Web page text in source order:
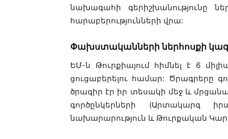
նախագահի գերիշխանությունը
հարաբերությունների վրա:
Փախստականների ներհոսքի
ԵՄ-ն Թուրքիայում հիմնել է 6
ցուցաբերելու համար: Ծրագրերը
ծրագիր էր իր տեսակի մեջ և
գործընկերների (Արտակարգ
նախարարություն և Թուրքական